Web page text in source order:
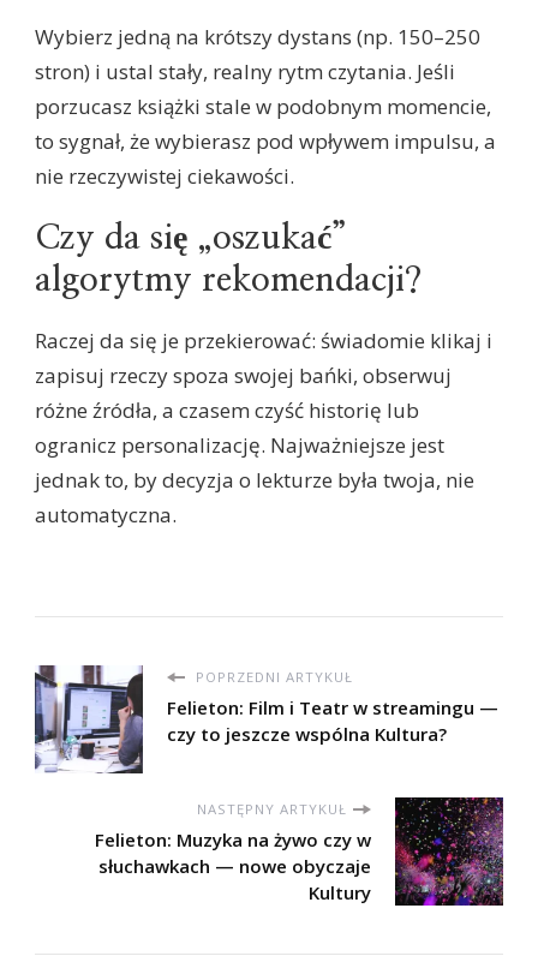
Wybierz jedną na krótszy dystans (np. 150–250
stron) i ustal stały, realny rytm czytania. Jeśli
porzucasz książki stale w podobnym momencie,
to sygnał, że wybierasz pod wpływem impulsu, a
nie rzeczywistej ciekawości.
Czy da się „oszukać”
algorytmy rekomendacji?
Raczej da się je przekierować: świadomie klikaj i
zapisuj rzeczy spoza swojej bańki, obserwuj
różne źródła, a czasem czyść historię lub
ogranicz personalizację. Najważniejsze jest
jednak to, by decyzja o lekturze była twoja, nie
automatyczna.
POPRZEDNI ARTYKUŁ
Felieton: Film i Teatr w streamingu —
czy to jeszcze wspólna Kultura?
NASTĘPNY ARTYKUŁ
Felieton: Muzyka na żywo czy w
słuchawkach — nowe obyczaje
Kultury